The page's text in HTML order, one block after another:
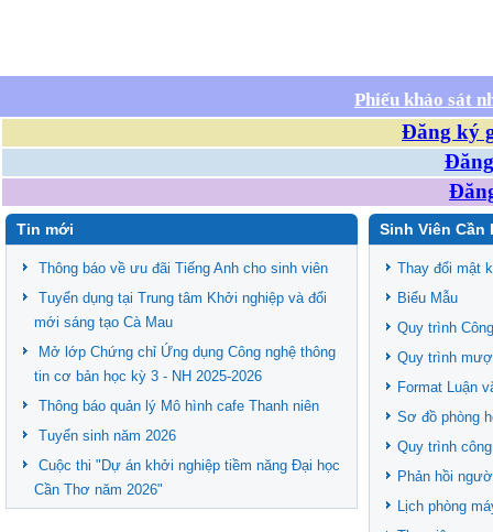
Phiếu khảo sát
Đăng ký
Tin mới
Thông báo về ưu đãi Tiếng Anh cho sinh viên
Tuyển dụng tại Trung tâm Khởi nghiệp và đổi
mới sáng tạo Cà Mau
Mở lớp Chứng chỉ Ứng dụng Công nghệ thông
tin cơ bản học kỳ 3 - NH 2025-2026
Thông báo quản lý Mô hình cafe Thanh niên
Tuyển sinh năm 2026
Cuộc thi "Dự án khởi nghiệp tiềm năng Đại học
Cần Thơ năm 2026"
Sinh Viên Cần
Thay đổi mật
Biểu Mẫu
Quy trình
Quy trình
Format Luận
Sơ đồ phòng
Quy trình
Phản hồi
Lịch phòng